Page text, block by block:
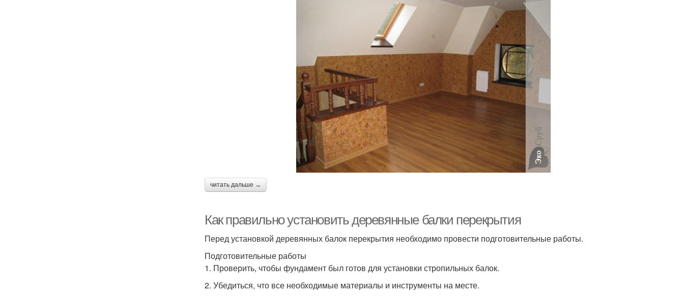
читать дальше →
Как правильно установить деревянные балки перекрытия
Перед установкой деревянных балок перекрытия необходимо провести подготовительные работы.
Подготовительные работы
1. Проверить, чтобы фундамент был готов для установки стропильных балок.
2. Убедиться, что все необходимые материалы и инструменты на месте.